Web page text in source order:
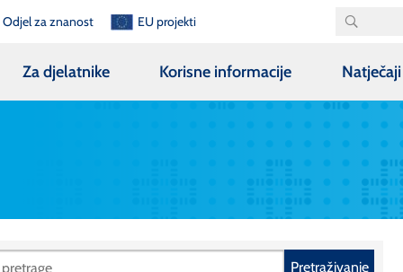
Odjel za znanost EU projekti
Za djelatnike Korisne informacije Natječaji
Pretraživanje